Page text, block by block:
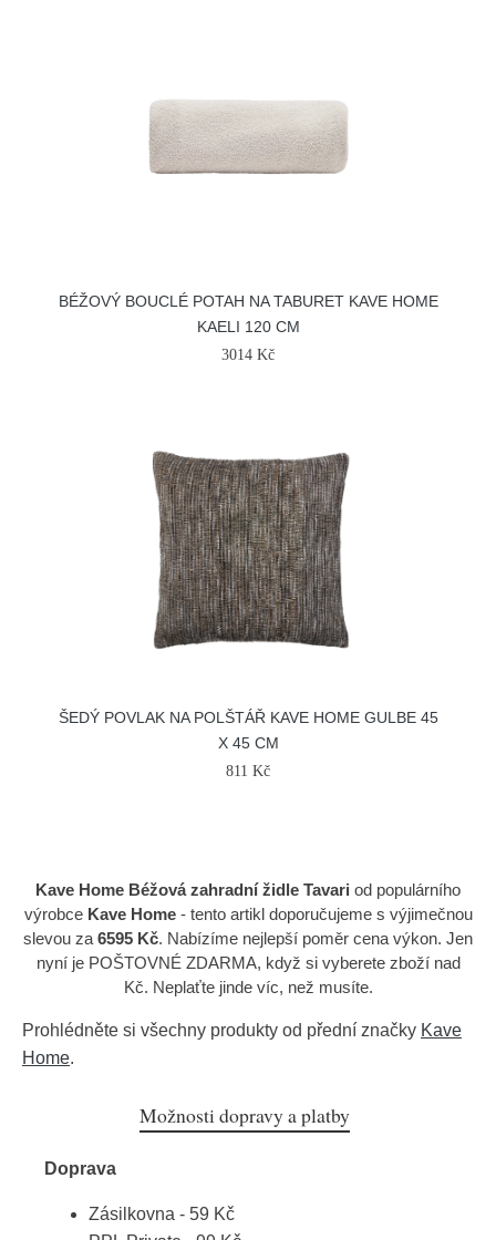
BÉŽOVÝ BOUCLÉ POTAH NA TABURET KAVE HOME
KAELI 120 CM
3014 Kč
ŠEDÝ POVLAK NA POLŠTÁŘ KAVE HOME GULBE 45
X 45 CM
811 Kč
Kave Home Béžová zahradní židle Tavari od populárního
výrobceKave Home- tento artikl doporučujeme s výjimečnou
slevou za 6595 Kč. Nabízíme nejlepší poměr cena výkon. Jen
nyní je POŠTOVNÉ ZDARMA, když si vyberete zboží nad
Kč. Neplaťte jinde víc, než musíte.
Prohlédněte si všechny produkty od přední značky Kave
Home.
Možnosti dopravy a platby
Doprava
Zásilkovna - 59 Kč